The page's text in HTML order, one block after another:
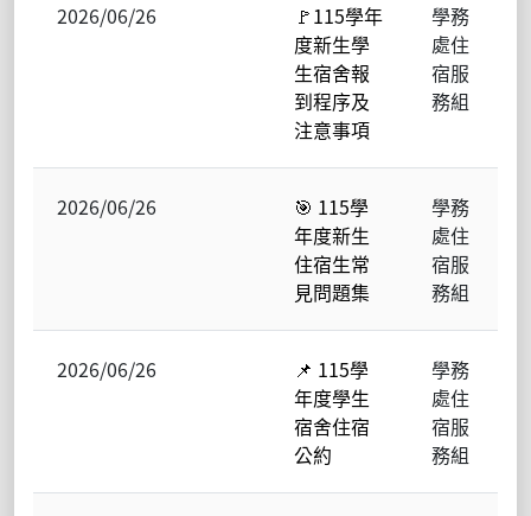
2026/06/26
🚩115學年
度新生學
生宿舍報
到程序及
注意事項
學務
處住
宿服
務組
2026/06/26
🎯 115學
年度新生
住宿生常
見問題集
學務
處住
宿服
務組
2026/06/26
📌 115學
年度學生
宿舍住宿
公約
學務
處住
宿服
務組